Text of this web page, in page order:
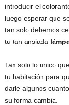
introducir el
luego esperar que
tan solo debemos
tu tan ansiada
Tan solo lo único
tu habitación para
darle algunos
su forma cambia.